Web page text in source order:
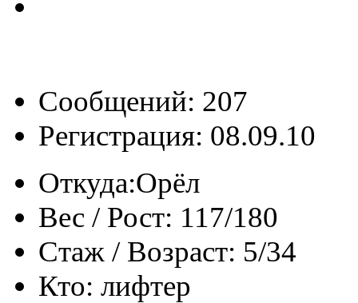
Сообщений: 207
Регистрация: 08.09.10
Откуда:Орёл
Вес / Рост: 117/180
Стаж / Возраст: 5/34
Кто: лифтер